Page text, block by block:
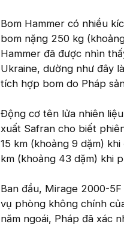
Bom Hammer có nhiều
bom nặng 250 kg
Hammer đã được nhìn
Ukraine, dường như đây
tích hợp bom do Pháp
Động cơ tên lửa nhiên
xuất Safran cho biết
15 km (khoảng 9 dặm)
km (khoảng 43 dặm) khi
Ban đầu, Mirage 2000-
vụ phòng không chính
năm ngoái, Pháp đã xác